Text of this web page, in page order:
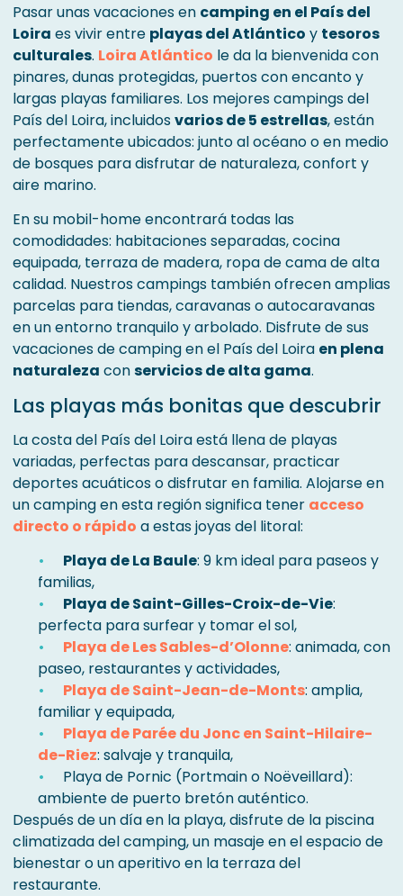
Pasar unas vacaciones en camping en el País del
Loira es vivir entre playas del Atlántico y tesoros
culturales. Loira Atlántico le da la bienvenida con
pinares, dunas protegidas, puertos con encanto y
largas playas familiares. Los mejores campings del
País del Loira, incluidosvarios de 5 estrellas, están
perfectamente ubicados: junto al océano o en medio
de bosques para disfrutar de naturaleza, confort y
aire marino.
En su mobil-home encontrará todas las
comodidades: habitaciones separadas, cocina
equipada, terraza de madera, ropa de cama de alta
calidad. Nuestros campings también ofrecen amplias
parcelas para tiendas, caravanas o autocaravanas
en un entorno tranquilo y arbolado. Disfrute de sus
vacaciones de camping en el País del Loira en plena
naturaleza conservicios de alta gama.
Las playas más bonitas que descubrir
La costa del País del Loira está llena de playas
variadas, perfectas para descansar, practicar
deportes acuáticos o disfrutar en familia. Alojarse en
un camping en esta región significa tener acceso
directo o rápido a estas joyas del litoral:
Playa de La Baule: 9 km ideal para paseos y
familias,
Playa de Saint-Gilles-Croix-de-Vie:
perfecta para surfear y tomar el sol,
Playa de Les Sables-d’Olonne: animada, con
paseo, restaurantes y actividades,
Playa de Saint-Jean-de-Monts: amplia,
familiar y equipada,
Playa de Parée du Jonc en Saint-Hilaire-
de-Riez: salvaje y tranquila,
Playa de Pornic (Portmain o Noëveillard):
ambiente de puerto bretón auténtico.
Después de un día en la playa, disfrute de la piscina
climatizada del camping, un masaje en el espacio de
bienestar o un aperitivo en la terraza del
restaurante.